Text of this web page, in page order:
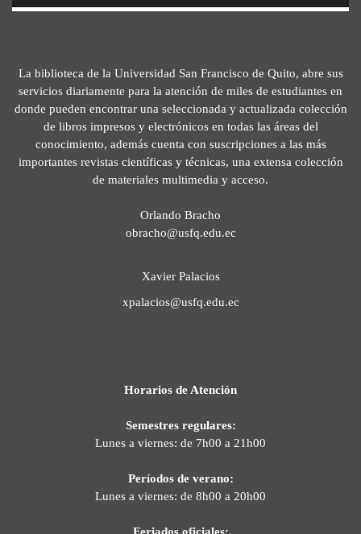
La biblioteca de la Universidad San Francisco de Quito, abre sus
servicios diariamente para la atención de miles de estudiantes en
donde pueden encontrar una seleccionada y actualizada colección
de libros impresos y electrónicos en todas las áreas del
conocimiento, además cuenta con suscripciones a las más
importantes revistas científicas y técnicas, una extensa colección
de materiales multimedia y acceso.
Orlando Bracho
obracho@usfq.edu.ec
Xavier Palacios
xpalacios@usfq.edu.ec
Horarios de Atención
Semestres regulares:
Lunes a viernes: de 7h00 a 21h00
Períodos de verano:
Lunes a viernes: de 8h00 a 20h00
Feriados oficiales: